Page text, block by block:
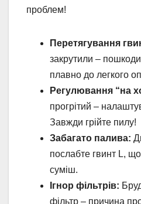
проблем!
Перетягування
закрутили –
плавно до легкого
Регулювання “на
прогрітий –
Завжди грійте пилу!
Забагато палива:
послабте гвинт L,
суміш.
Ігнор фільтрів:
фільтр – причина